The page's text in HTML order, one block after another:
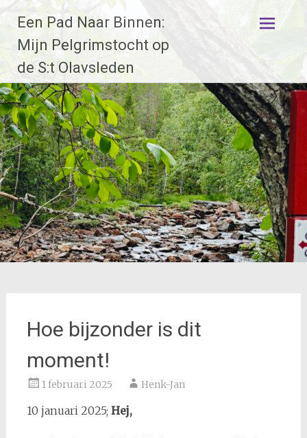
Ga
naar
inhoud
Een Pad Naar Binnen:
Mijn Pelgrimstocht op
de S:t Olavsleden
Hoe bijzonder is dit
moment!
1 februari 2025 Henk-Jan
10 januari 2025; Hej,